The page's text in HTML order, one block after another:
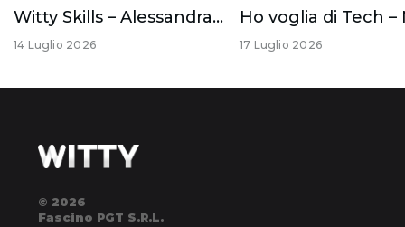
Witty Skills – Alessandra Mussolini
14 Luglio 2026 17 Luglio 2026
© 2026
Fascino PGT S.R.L.